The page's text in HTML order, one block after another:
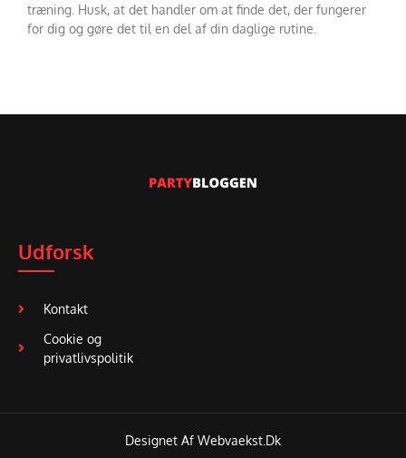
træning. Husk, at det handler om at finde det, der fungerer
for dig og gøre det til en del af din daglige rutine.
Udforsk
Kontakt
Cookie og
privatlivspolitik
Designet Af Webvaekst.dk